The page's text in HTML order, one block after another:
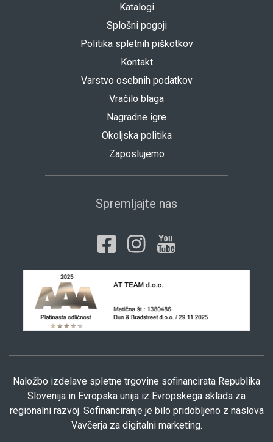
Katalogi
Splošni pogoji
Politika spletnih piškotkov
Kontakt
Varstvo osebnih podatkov
Vračilo blaga
Nagradne igre
Okoljska politika
Zaposlujemo
Spremljajte nas
Naložbo izdelave spletne trgovine sofinancirata Republika
Slovenija in Evropska unija iz Evropskega sklada za
regionalni razvoj. Sofinanciranje je bilo pridobljeno z naslova
Vavčerja za digitalni marketing.